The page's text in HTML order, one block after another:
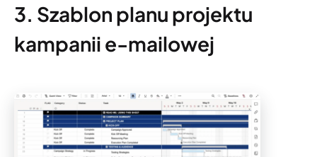
3. Szablon planu projektu
kampanii e-mailowej